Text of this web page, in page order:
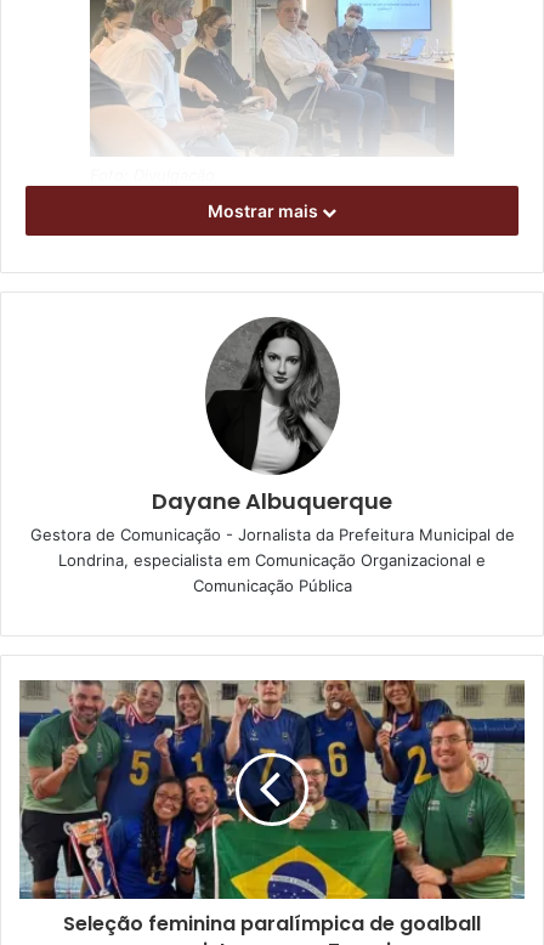
Participaram representantes do Conselho Regional dos
Sindicato dos Corretores de Imóveis de Londrina e Região
(Sincil); Prefeitura de Londrina, Ministério Público (MP);
Instituto Água e Terra (IAT), Comissão de Direito
Imobiliário e Urbanístico da Ordem dos Advogados do
Brasil (OAB/PR) – subseção de Londrina.
para combater o crime de loteamento irregular na área
rural de Londrina. A intenção é estabelecer iniciativas que
visem prevenir, fiscalizar, processar e reprimir o
exigências legais, bem como evitar a comercialização de
imóveis rurais que possuam dimensão inferior ao módulo
rural mínimo estabelecido no Estado do Paraná.
A intenção do grupo é que haja o cumprimento da
legalidade vigente, respeitados os princípios e as
atribuições institucionais de cada entidade. Para que isso
aconteça, a ideia é criar um Trupo de Trabalho, por meio
de um Termo de Cooperação, para atuação conjunta a fim
de coibir esta prática ilegal e punir os responsáveis.
Mostrar mais
Dayane Albuquerque
Gestora de Comunicação - Jornalista da Prefeitura Municipal de
Londrina, especialista em Comunicação Organizacional e
Comunicação Pública
Seleção feminina paralímpica de goalball